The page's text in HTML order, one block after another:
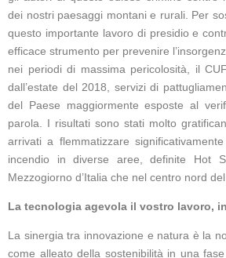
dei nostri paesaggi montani e rurali. Per
questo importante lavoro di presidio e
efficace strumento per prevenire
nei periodi di massima pericolosità, il
dall’estate del 2018, servizi di
del Paese maggiormente esposte al
parola. I risultati sono stati molto
arrivati a flemmatizzare
incendio in diverse aree, definite Hot
Mezzogiorno d’Italia che nel centro nord del
La tecnologia agevola il vostro lavoro,
La sinergia tra innovazione e natura è la
come alleato della sostenibilità in una